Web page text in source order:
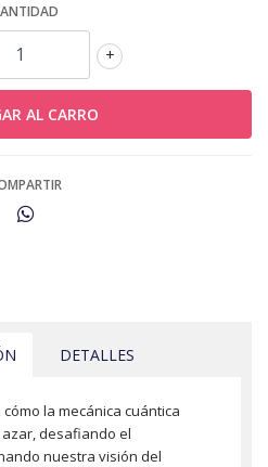
+
DETALLES
la mecánica cuántica
desafiando el
nuestra visión del